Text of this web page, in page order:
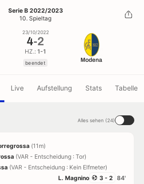
4-2
beendet
Serie B 2022/2023
10. Spieltag
23/10/2022
4-2
HZ.: 1-1
beendet Modena
Live Aufstellung Stats Tabelle
Alles sehen (24)
(11m)
(VAR - Entscheidung : Tor)
(VAR - Entscheidung : Kein Elfmeter)
84'
3 - 2
L. Magnino